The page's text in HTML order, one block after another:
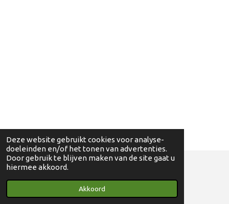
Deze website gebruikt cookies voor analyse-
doeleinden en/of het tonen van advertenties.
Door gebruik te blijven maken van de site gaat u
hiermee akkoord.
Akkoord